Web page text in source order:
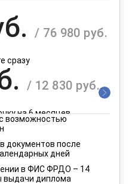
/ 76 980 руб.
сразу
/ 12 830 руб.
на 6 месяцев
на 12 месяцев
возможностью
документов после
дней
в ФИС ФРДО – 14
выдачи диплома